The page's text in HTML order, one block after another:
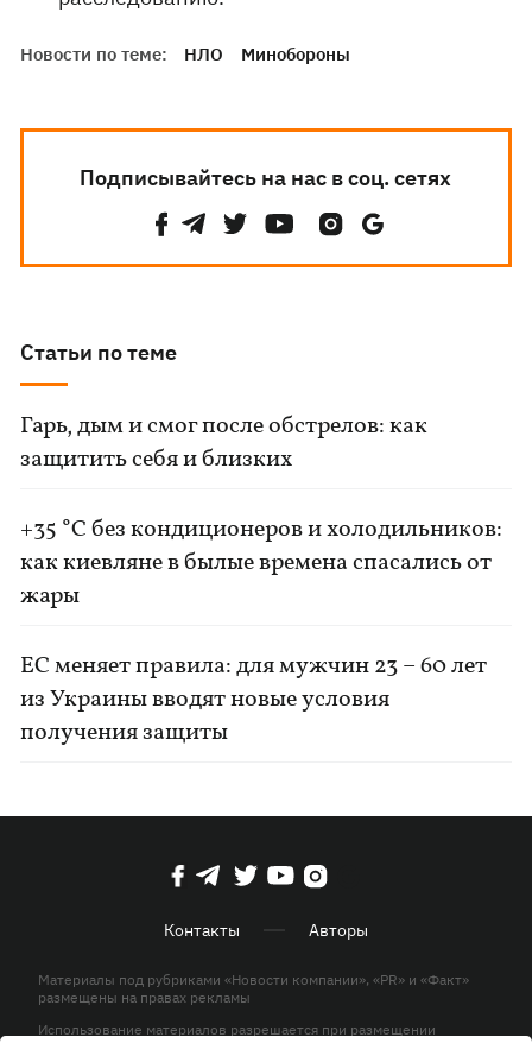
Новости по теме: НЛО Минобороны
Подписывайтесь на нас в соц. сетях
Статьи по теме
Гарь, дым и смог после обстрелов: как
защитить себя и близких
+35 °C без кондиционеров и холодильников:
как киевляне в былые времена спасались от
жары
ЕС меняет правила: для мужчин 23 – 60 лет
из Украины вводят новые условия
получения защиты
Контакты Авторы
Материалы под рубриками «Новости компании», «PR» и «Факт»
размещены на правах рекламы
Использование материалов разрешается при размещении